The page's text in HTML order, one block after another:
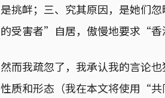
是挑衅；三、究其原因，是她们
的受害者”自居，傲慢地要求“香
然而我疏忽了，我承认我的言论
性质和形态（我在本文将使用“